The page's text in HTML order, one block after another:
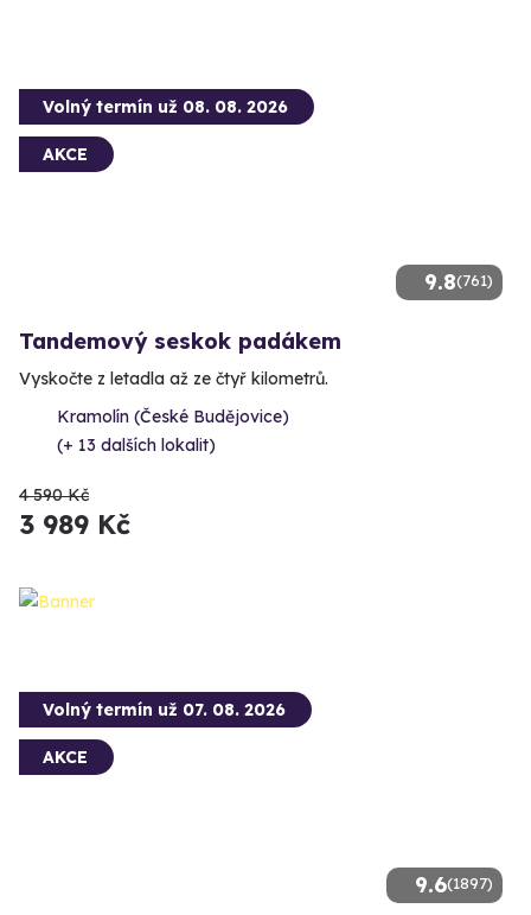
9.8(761)
Volný termín už 08. 08. 2026
AKCE
Tandemový seskok padákem
Vyskočte z letadla až ze čtyř kilometrů.
Kramolín (České Budějovice)
(+ 13 dalších lokalit)
4 590 Kč
3 989 Kč
9.6(1897)
Volný termín už 07. 08. 2026
AKCE